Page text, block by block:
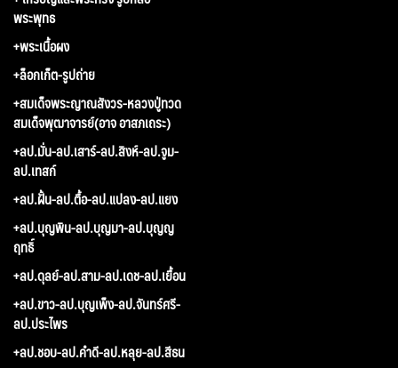
พระพุทธ
+พระเนื้อผง
+ล็อกเก็ต-รูปถ่าย
+สมเด็จพระญาณสังวร-หลวงปู่ทวด
สมเด็จพุฒาจารย์(อาจ อาสภเถระ)
+ลป.มั่น-ลป.เสาร์-ลป.สิงห์-ลป.จูม-
ลป.เทสก์
+ลป.ฝั้น-ลป.ตื้อ-ลป.แปลง-ลป.แยง
+ลป.บุญพิน-ลป.บุญมา-ลป.บุญญ
ฤทธิ์
+ลป.ดุลย์-ลป.สาม-ลป.เดช-ลป.เยื้อน
+ลป.ขาว-ลป.บุญเพ็ง-ลป.จันทร์ศรี-
ลป.ประไพร
+ลป.ชอบ-ลป.คำดี-ลป.หลุย-ลป.สีธน